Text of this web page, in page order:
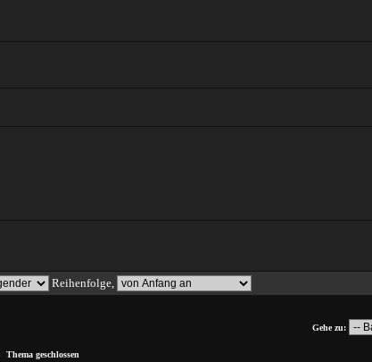
Reihenfolge,
Gehe zu:
Thema geschlossen